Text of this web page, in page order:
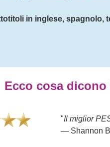
in inglese, spagnolo,
Ecco cosa
"Formazione
dato queste